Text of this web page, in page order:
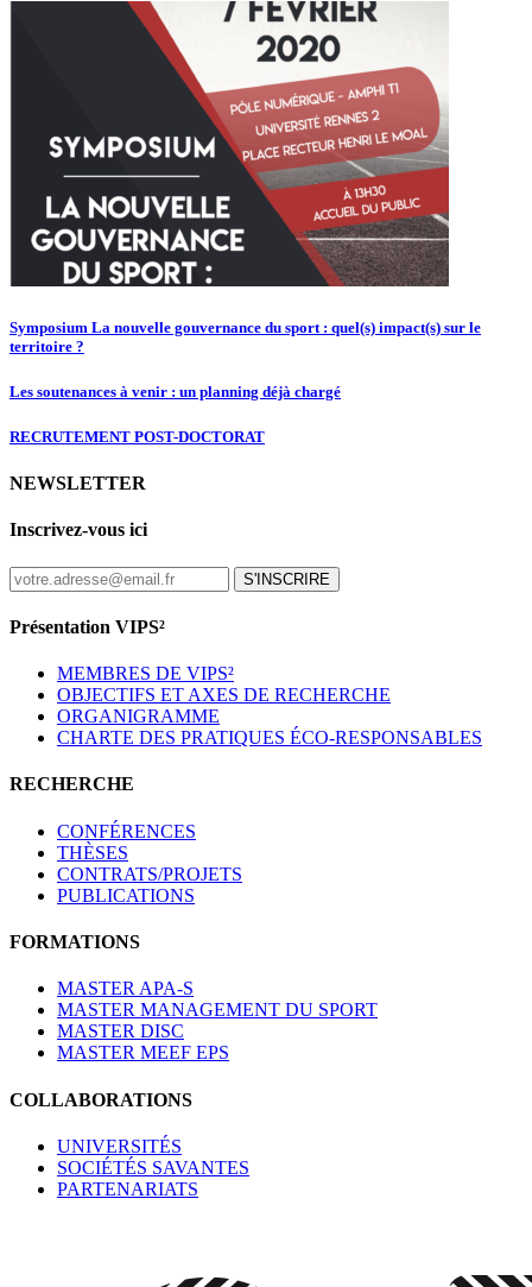
Symposium La nouvelle gouvernance du sport : quel(s) impact(s) sur le
territoire ?
Les soutenances à venir : un planning déjà chargé
RECRUTEMENT POST-DOCTORAT
NEWSLETTER
Inscrivez-vous ici
S'INSCRIRE
Présentation VIPS²
MEMBRES DE VIPS²
OBJECTIFS ET AXES DE RECHERCHE
ORGANIGRAMME
CHARTE DES PRATIQUES ÉCO-RESPONSABLES
RECHERCHE
CONFÉRENCES
THÈSES
CONTRATS/PROJETS
PUBLICATIONS
FORMATIONS
MASTER APA-S
MASTER MANAGEMENT DU SPORT
MASTER DISC
MASTER MEEF EPS
COLLABORATIONS
UNIVERSITÉS
SOCIÉTÉS SAVANTES
PARTENARIATS